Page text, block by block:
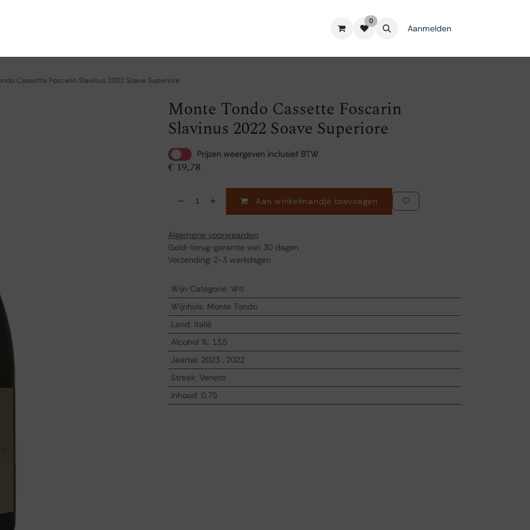
0
Aanmelden
Cassette Foscarin Slavinus 2022 Soave Superiore
Monte Tondo Cassette Foscarin
Slavinus 2022 Soave Superiore
Prijzen weergeven inclusief BTW
€ 19,78
Aan winkelmandje toevoegen
Algemene voorwaarden
Geld-terug-garantie van 30 dagen
Verzending: 2-3 werkdagen
Wijn Categorie: Wit
Wijnhuis: Monte Tondo
Land: Italië
Alcohol %: 13,5
Jaartal: 2023, 2022
Streek: Veneto
Inhoud: 0.75